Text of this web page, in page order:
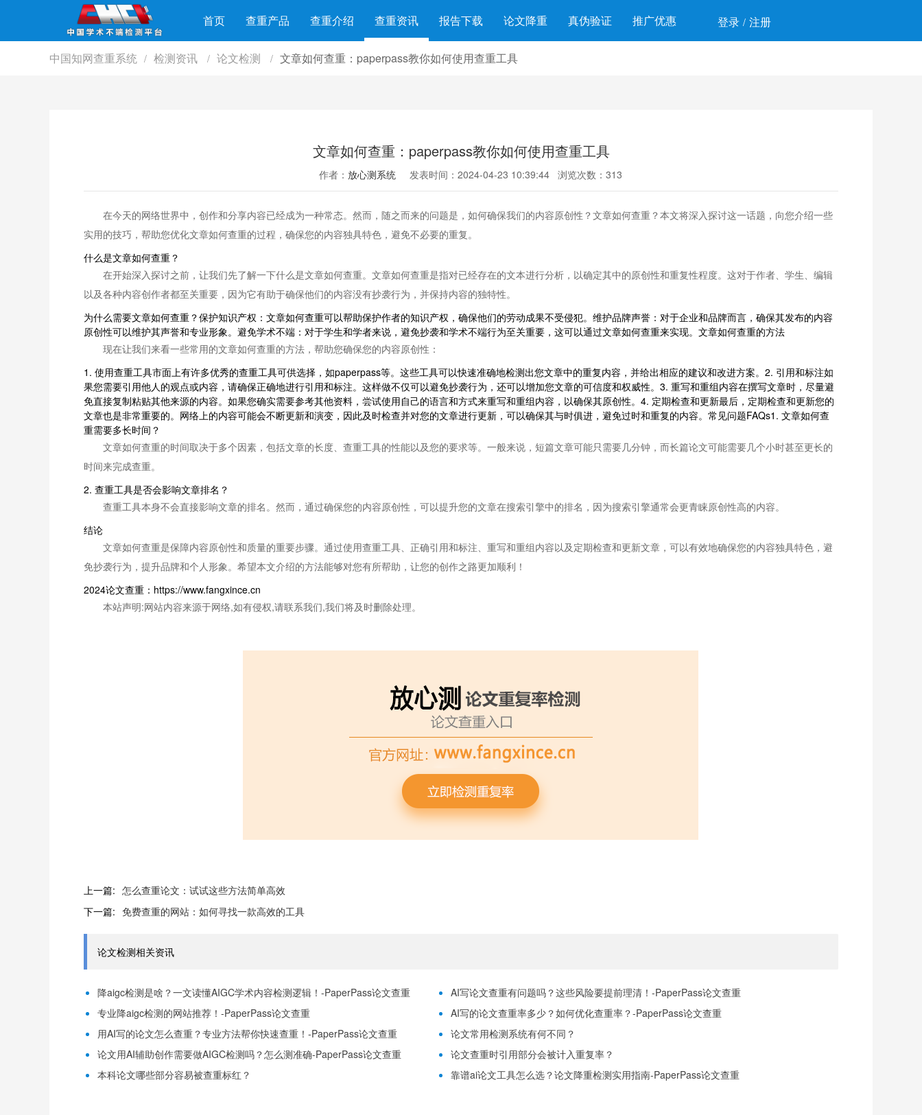
首页 查重产品 查重介绍 查重资讯 报告下载 论文降重 真伪验证 推广优惠 登录 / 注册
中国知网查重系统 / 检测资讯 / 论文检测 / 文章如何查重：paperpass教你如何使用查重工具
文章如何查重：paperpass教你如何使用查重工具
作者： 放心测系统 发表时间：2024-04-23 10:39:44 浏览次数：313
在今天的网络世界中，创作和分享内容已经成为一种常态。然而，随之而来的问题是，如何确保我们的内容原创性？文章如何查重？本文将深入探讨这一话题，向您介绍一些
实用的技巧，帮助您优化文章如何查重的过程，确保您的内容独具特色，避免不必要的重复。
什么是文章如何查重？
在开始深入探讨之前，让我们先了解一下什么是文章如何查重。文章如何查重是指对已经存在的文本进行分析，以确定其中的原创性和重复性程度。这对于作者、学生、编辑
以及各种内容创作者都至关重要，因为它有助于确保他们的内容没有抄袭行为，并保持内容的独特性。
为什么需要文章如何查重？保护知识产权：文章如何查重可以帮助保护作者的知识产权，确保他们的劳动成果不受侵犯。维护品牌声誉：对于企业和品牌而言，确保其发布的内容
原创性可以维护其声誉和专业形象。避免学术不端：对于学生和学者来说，避免抄袭和学术不端行为至关重要，这可以通过文章如何查重来实现。文章如何查重的方法
现在让我们来看一些常用的文章如何查重的方法，帮助您确保您的内容原创性：
1. 使用查重工具市面上有许多优秀的查重工具可供选择，如paperpass等。这些工具可以快速准确地检测出您文章中的重复内容，并给出相应的建议和改进方案。2. 引用和标注如
果您需要引用他人的观点或内容，请确保正确地进行引用和标注。这样做不仅可以避免抄袭行为，还可以增加您文章的可信度和权威性。3. 重写和重组内容在撰写文章时，尽量避
免直接复制粘贴其他来源的内容。如果您确实需要参考其他资料，尝试使用自己的语言和方式来重写和重组内容，以确保其原创性。4. 定期检查和更新最后，定期检查和更新您的
文章也是非常重要的。网络上的内容可能会不断更新和演变，因此及时检查并对您的文章进行更新，可以确保其与时俱进，避免过时和重复的内容。常见问题FAQs1. 文章如何查
重需要多长时间？
文章如何查重的时间取决于多个因素，包括文章的长度、查重工具的性能以及您的要求等。一般来说，短篇文章可能只需要几分钟，而长篇论文可能需要几个小时甚至更长的
时间来完成查重。
2. 查重工具是否会影响文章排名？
查重工具本身不会直接影响文章的排名。然而，通过确保您的内容原创性，可以提升您的文章在搜索引擎中的排名，因为搜索引擎通常会更青睐原创性高的内容。
结论
文章如何查重是保障内容原创性和质量的重要步骤。通过使用查重工具、正确引用和标注、重写和重组内容以及定期检查和更新文章，可以有效地确保您的内容独具特色，避
免抄袭行为，提升品牌和个人形象。希望本文介绍的方法能够对您有所帮助，让您的创作之路更加顺利！
2024论文查重：https://www.fangxince.cn
本站声明:网站内容来源于网络,如有侵权,请联系我们,我们将及时删除处理。
上一篇: 怎么查重论文：试试这些方法简单高效
下一篇: 免费查重的网站：如何寻找一款高效的工具
论文检测相关资讯
降aigc检测是啥？一文读懂AIGC学术内容检测逻辑！-PaperPass论文查重
AI写论文查重有问题吗？这些风险要提前理清！-PaperPass论文查重
专业降aigc检测的网站推荐！-PaperPass论文查重
AI写的论文查重率多少？如何优化查重率？-PaperPass论文查重
用AI写的论文怎么查重？专业方法帮你快速查重！-PaperPass论文查重
论文常用检测系统有何不同？
论文用AI辅助创作需要做AIGC检测吗？怎么测准确-PaperPass论文查重
论文查重时引用部分会被计入重复率？
本科论文哪些部分容易被查重标红？
靠谱ai论文工具怎么选？论文降重检测实用指南-PaperPass论文查重